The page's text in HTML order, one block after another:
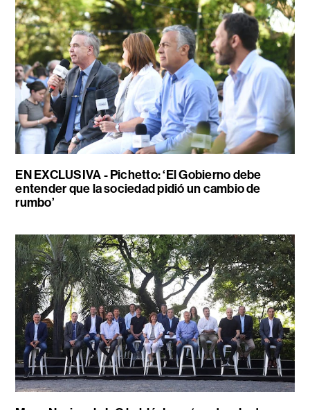
EN EXCLUSIVA - Pichetto: ‘El Gobierno debe
entender que la sociedad pidió un cambio de
rumbo’